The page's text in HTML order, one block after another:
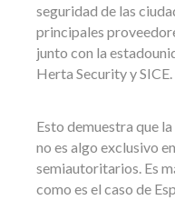
seguridad de las
principales
junto con la
Herta Security y SICE.
Esto demuestra que
no es algo exclusivo
semiautoritarios. Es
como es el caso de